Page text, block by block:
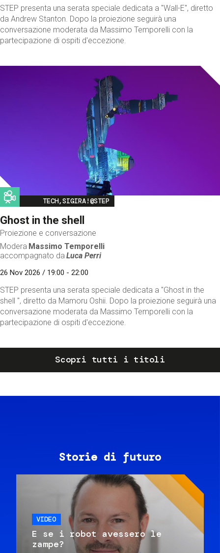
STEP presenta una serata speciale dedicata a "Wall-E", diretto
da Andrew Stanton. Dopo la proiezione seguirà una
conversazione moderata da Massimo Temporelli con la
partecipazione di ospiti d'eccezione.
Image
TECH,SIGIRA!@STEP
Ghost in the shell
Proiezione e conversazione
Modera Massimo Temporelli
accompagnato da Luca Perri
26 Nov 2026 / 19:00 - 22:00
STEP presenta una serata speciale dedicata a "Ghost in the
shell ", diretto da Mamoru Oshii. Dopo la proiezione seguirà una
conversazione moderata da Massimo Temporelli con la
partecipazione di ospiti d'eccezione.
Scopri tutti i titoli
Storie di futuro
VIDEO
E se i robot avessero le
zampe?